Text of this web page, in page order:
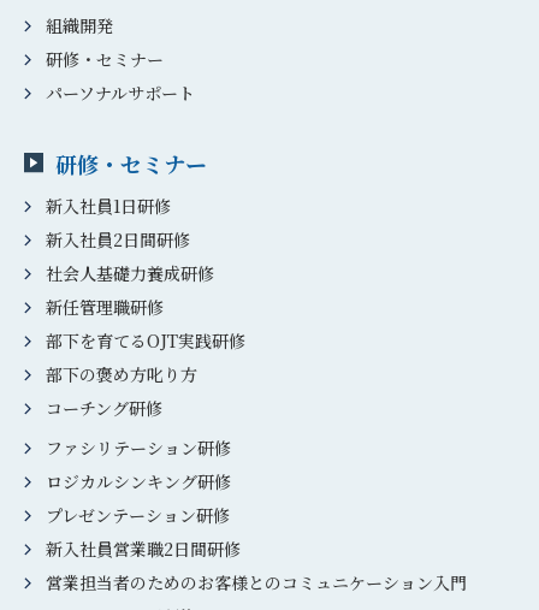
組織開発
研修・セミナー
パーソナルサポート
研修・セミナー
新入社員1日研修
新入社員2日間研修
社会人基礎力養成研修
新任管理職研修
部下を育てるOJT実践研修
部下の褒め方叱り方
コーチング研修
ファシリテーション研修
ロジカルシンキング研修
プレゼンテーション研修
新入社員営業職2日間研修
営業担当者のためのお客様とのコミュニケーション入門